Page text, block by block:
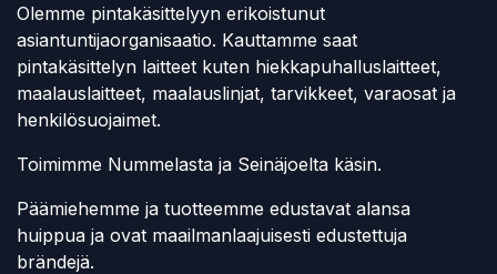
Olemme pintakäsittelyyn erikoistunut
asiantuntijaorganisaatio. Kauttamme saat
pintakäsittelyn laitteet kuten hiekkapuhalluslaitteet,
maalauslaitteet, maalauslinjat, tarvikkeet, varaosat ja
henkilösuojaimet.
Toimimme Nummelasta ja Seinäjoelta käsin.
Päämiehemme ja tuotteemme edustavat alansa
huippua ja ovat maailmanlaajuisesti edustettuja
brändejä.